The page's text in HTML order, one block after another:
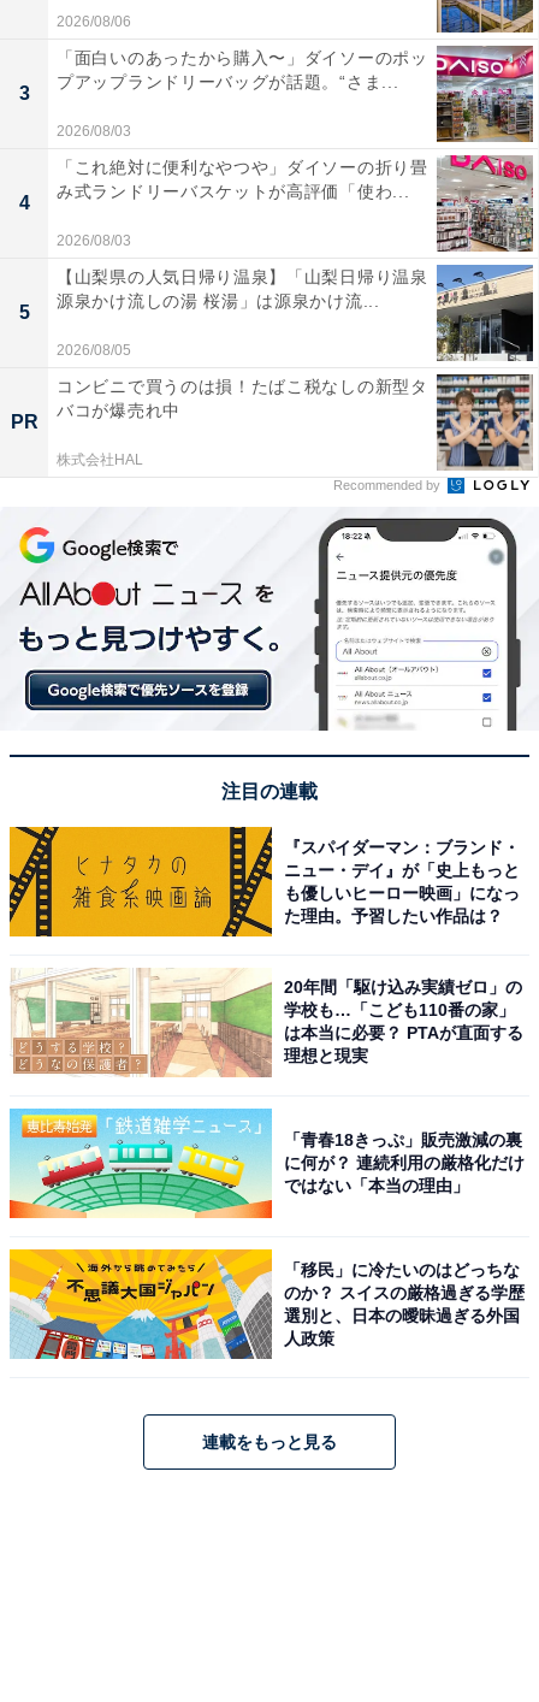
2026/08/06
3
「面白いのあったから購入〜」ダイソーのポッ
プアップランドリーバッグが話題。“さま...
2026/08/03
4
「これ絶対に便利なやつや」ダイソーの折り畳
み式ランドリーバスケットが高評価「使わ...
2026/08/03
5
【山梨県の人気日帰り温泉】「山梨日帰り温泉
源泉かけ流しの湯 桜湯」は源泉かけ流...
2026/08/05
PR
コンビニで買うのは損！たばこ税なしの新型タ
バコが爆売れ中
株式会社HAL
Recommended by
注目の連載
『スパイダーマン：ブランド・
ニュー・デイ』が「史上もっと
も優しいヒーロー映画」になっ
た理由。予習したい作品は？
20年間「駆け込み実績ゼロ」の
学校も…「こども110番の家」
は本当に必要？ PTAが直面する
理想と現実
「青春18きっぷ」販売激減の裏
に何が？ 連続利用の厳格化だけ
ではない「本当の理由」
「移民」に冷たいのはどっちな
のか？ スイスの厳格過ぎる学歴
選別と、日本の曖昧過ぎる外国
人政策
連載をもっと見る